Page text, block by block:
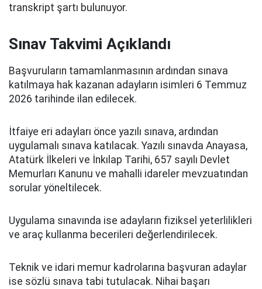
transkript şartı bulunuyor.
Sınav Takvimi Açıklandı
Başvuruların tamamlanmasının ardından sınava
katılmaya hak kazanan adayların isimleri 6 Temmuz
2026 tarihinde ilan edilecek.
İtfaiye eri adayları önce yazılı sınava, ardından
uygulamalı sınava katılacak. Yazılı sınavda Anayasa,
Atatürk İlkeleri ve İnkılap Tarihi, 657 sayılı Devlet
Memurları Kanunu ve mahalli idareler mevzuatından
sorular yöneltilecek.
Uygulama sınavında ise adayların fiziksel yeterlilikleri
ve araç kullanma becerileri değerlendirilecek.
Teknik ve idari memur kadrolarına başvuran adaylar
ise sözlü sınava tabi tutulacak. Nihai başarı